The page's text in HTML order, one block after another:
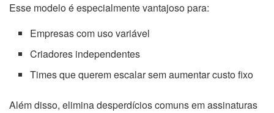
Esse modelo é especialmente vantajoso para:
Empresas com uso variável
Criadores independentes
Times que querem escalar sem aumentar custo fixo
Além disso, elimina desperdícios comuns em assinaturas